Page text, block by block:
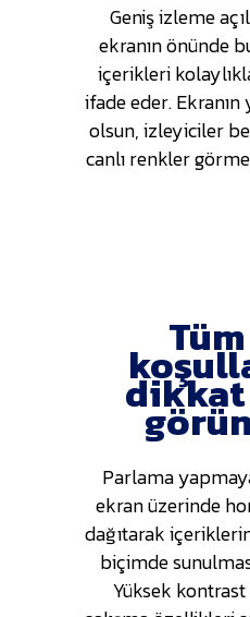
Geniş izleme
ekranın önünde
içerikleri
ifade eder.
olsun, izleyiciler
canlı renkler
Tüm
Parlama
ekran üzerinde
dağıtarak
biçimde
Yüksek kontrast